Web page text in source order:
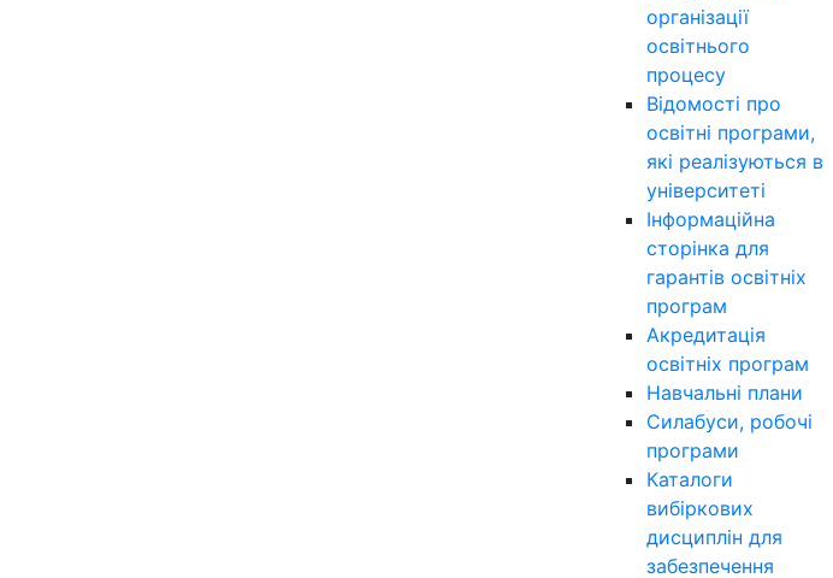
організації
освітнього
процесу
Відомості про
освітні програми,
які реалізуються в
університеті
Інформаційна
сторінка для
гарантів освітніх
програм
Акредитація
освітніх програм
Навчальні плани
Силабуси, робочі
програми
Каталоги
вибіркових
дисциплін для
забезпечення